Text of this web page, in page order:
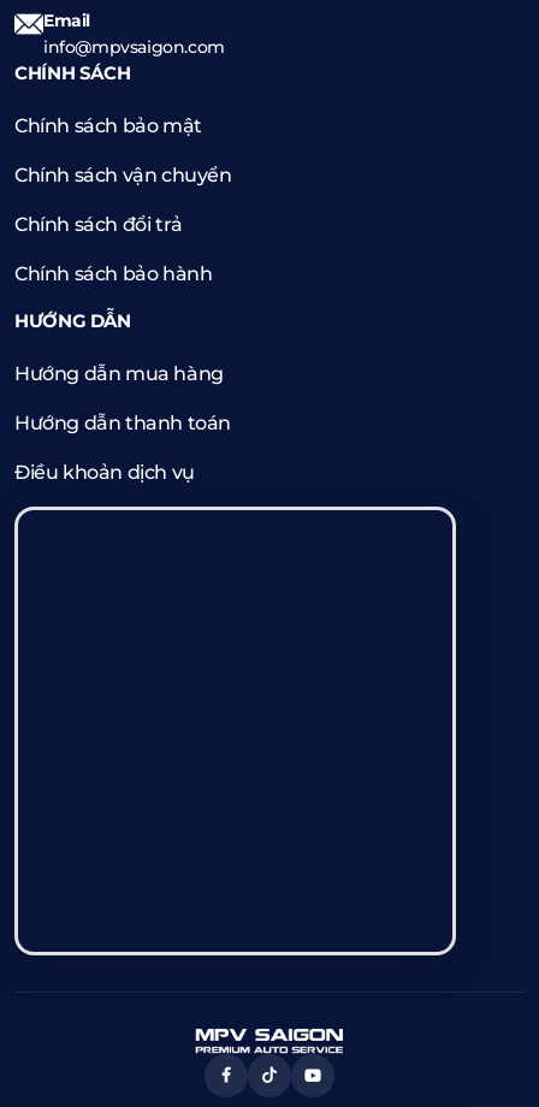
Email
info@mpvsaigon.com
CHÍNH SÁCH
Chính sách bảo mật
Chính sách vận chuyển
Chính sách đổi trả
Chính sách bảo hành
HƯỚNG DẪN
Hướng dẫn mua hàng
Hướng dẫn thanh toán
Điều khoản dịch vụ